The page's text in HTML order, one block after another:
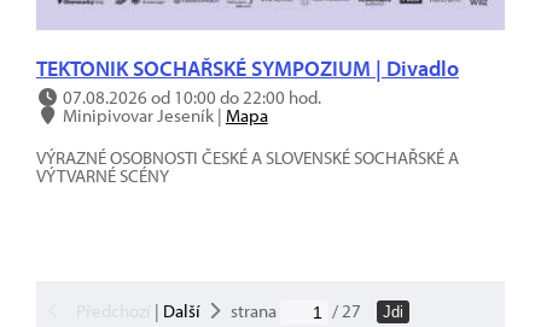
TEKTONIK SOCHAŘSKÉ SYMPOZIUM | Divadlo
07.08.2026 od 10:00 do 22:00 hod.
Minipivovar Jeseník | Mapa
VÝRAZNÉ OSOBNOSTI ČESKÉ A SLOVENSKÉ SOCHAŘSKÉ A
VÝTVARNÉ SCÉNY
| Další strana / 27
Jdi